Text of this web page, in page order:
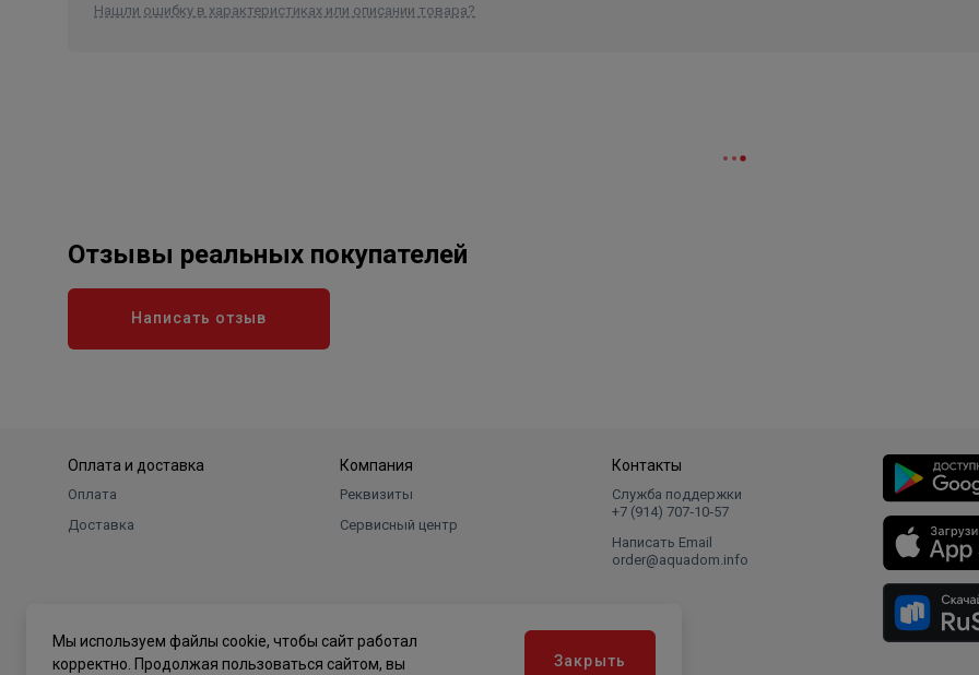
Нашли ошибку в характеристиках или описании товара?
Отзывы реальных покупателей
Написать отзыв
Оплата и доставка
Оплата
Доставка
Компания
Реквизиты
Сервисный центр
Контакты
Служба поддержки
+7 (914) 707‑10‑57
Написать Email
order@aquadom.info
Мы используем файлы cookie, чтобы сайт работал
корректно. Продолжая пользоваться сайтом, вы
Закрыть